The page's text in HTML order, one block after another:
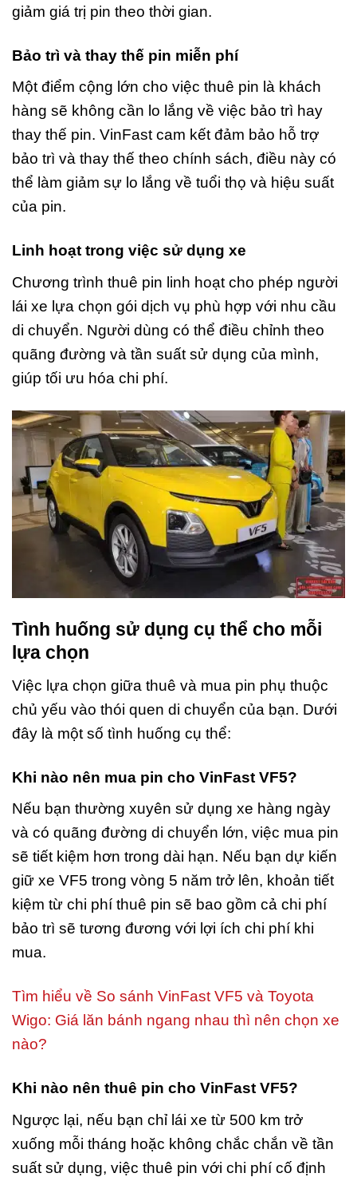
giảm giá trị pin theo thời gian.
Bảo trì và thay thế pin miễn phí
Một điểm cộng lớn cho việc thuê pin là khách
hàng sẽ không cần lo lắng về việc bảo trì hay
thay thế pin. VinFast cam kết đảm bảo hỗ trợ
bảo trì và thay thế theo chính sách, điều này có
thể làm giảm sự lo lắng về tuổi thọ và hiệu suất
của pin.
Linh hoạt trong việc sử dụng xe
Chương trình thuê pin linh hoạt cho phép người
lái xe lựa chọn gói dịch vụ phù hợp với nhu cầu
di chuyển. Người dùng có thể điều chỉnh theo
quãng đường và tần suất sử dụng của mình,
giúp tối ưu hóa chi phí.
Tình huống sử dụng cụ thể cho mỗi
lựa chọn
Việc lựa chọn giữa thuê và mua pin phụ thuộc
chủ yếu vào thói quen di chuyển của bạn. Dưới
đây là một số tình huống cụ thể:
Khi nào nên mua pin cho VinFast VF5?
Nếu bạn thường xuyên sử dụng xe hàng ngày
và có quãng đường di chuyển lớn, việc mua pin
sẽ tiết kiệm hơn trong dài hạn. Nếu bạn dự kiến
giữ xe VF5 trong vòng 5 năm trở lên, khoản tiết
kiệm từ chi phí thuê pin sẽ bao gồm cả chi phí
bảo trì sẽ tương đương với lợi ích chi phí khi
mua.
Tìm hiểu về So sánh VinFast VF5 và Toyota
Wigo: Giá lăn bánh ngang nhau thì nên chọn xe
nào?
Khi nào nên thuê pin cho VinFast VF5?
Ngược lại, nếu bạn chỉ lái xe từ 500 km trở
xuống mỗi tháng hoặc không chắc chắn về tần
suất sử dụng, việc thuê pin với chi phí cố định